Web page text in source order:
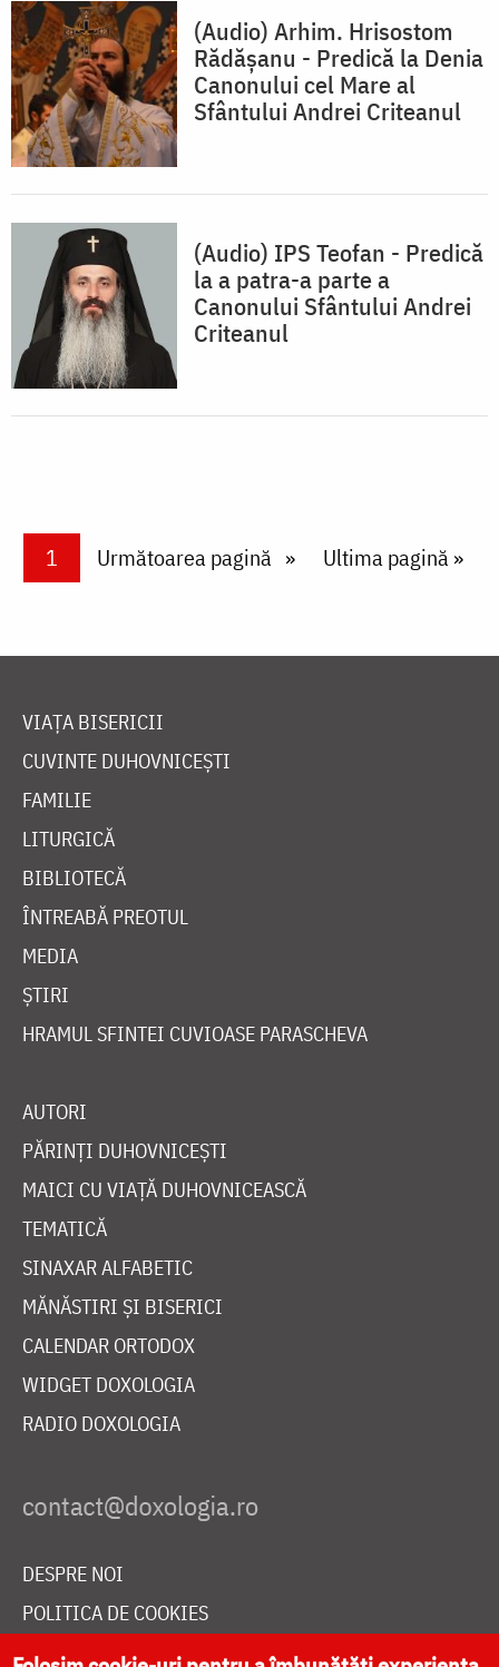
(Audio) Arhim. Hrisostom
Rădăşanu - Predică la Denia
Canonului cel Mare al
Sfântului Andrei Criteanul
(Audio) IPS Teofan - Predică
la a patra-a parte a
Canonului Sfântului Andrei
Criteanul
PaginareCurrent page
1 Next page
Următoarea pagină Last page
Ultima pagină »
VIAȚA BISERICII
CUVINTE DUHOVNICEȘTI
FAMILIE
LITURGICĂ
BIBLIOTECĂ
ÎNTREABĂ PREOTUL
MEDIA
ȘTIRI
HRAMUL SFINTEI CUVIOASE PARASCHEVA
AUTORI
PĂRINȚI DUHOVNICEȘTI
MAICI CU VIAȚĂ DUHOVNICEASCĂ
TEMATICĂ
SINAXAR ALFABETIC
MĂNĂSTIRI ȘI BISERICI
CALENDAR ORTODOX
WIDGET DOXOLOGIA
RADIO DOXOLOGIA
DESPRE NOI
POLITICA DE COOKIES
DONEAZĂ ONLINE PENTRU CATEDRALA NAȚIONALĂ